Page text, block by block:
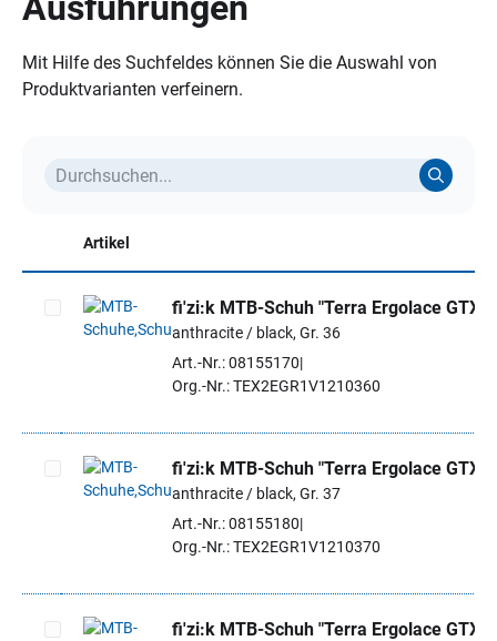
Mit Hilfe des Suchfeldes können Sie die Auswahl von
Produktvarianten verfeinern.
Artikel
Artikel auswählen
fi'zi:k MTB-Schuh "Terra Ergolace GTX"
anthracite / black, Gr. 36
Art.-Nr.: 08155170
Org.-Nr.: TEX2EGR1V1210360
Artikel auswählen
fi'zi:k MTB-Schuh "Terra Ergolace GTX"
anthracite / black, Gr. 37
Art.-Nr.: 08155180
Org.-Nr.: TEX2EGR1V1210370
fi'zi:k MTB-Schuh "Terra Ergolace GTX"